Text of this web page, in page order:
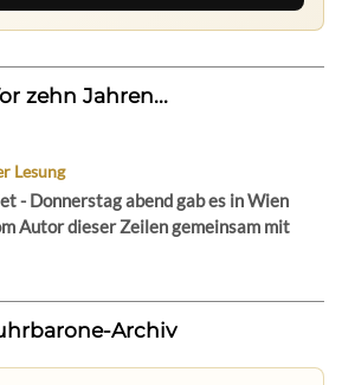
zehn Jahren...
Lesung
- Donnerstag abend gab es in Wien
Autor dieser Zeilen gemeinsam mit
Archiv